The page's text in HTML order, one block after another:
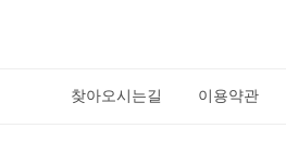
찾아오시는길 이용약관